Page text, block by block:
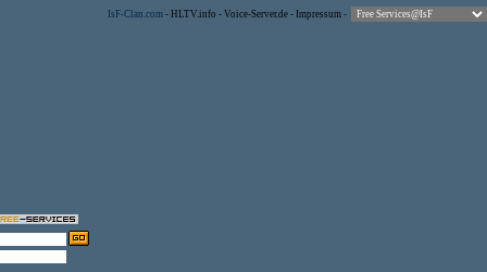
IsF-Clan.com - HLTV.info - Voice-Server.de - Impressum -